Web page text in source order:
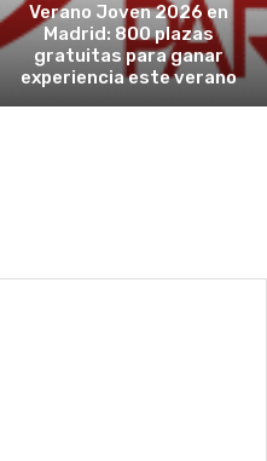
Verano Joven 2026 en
Madrid: 800 plazas
gratuitas para ganar
experiencia este verano